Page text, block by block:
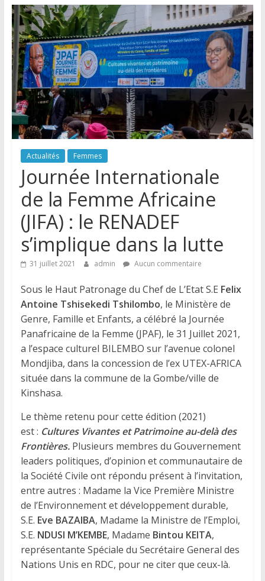
Actualités Femmes
Journée Internationale
de la Femme Africaine
(JIFA) : le RENADEF
s’implique dans la lutte
31 juillet 2021 admin Aucun commentaire
Sous le Haut Patronage du Chef de L’Etat S.E Felix
Antoine Tshisekedi Tshilombo, le Ministère de
Genre, Famille et Enfants, a célébré la Journée
Panafricaine de la Femme (JPAF), le 31 Juillet 2021,
a l’espace culturel BILEMBO sur l’avenue colonel
Mondjiba, dans la concession de l’ex UTEX-AFRICA
située dans la commune de la Gombe/ville de
Kinshasa.
Le thème retenu pour cette édition (2021)
est : Cultures Vivantes et Patrimoine au-delà des
Frontières.Plusieurs membres du Gouvernement
leaders politiques, d’opinion et communautaire de
la Société Civile ont répondu présent à l’invitation,
entre autres : Madame la Vice Première Ministre
de l’Environnement et développement durable,
S.E. Eve BAZAIBA, Madame la Ministre de l’Emploi,
S.E. NDUSI M’KEMBE, Madame Bintou KEITA,
représentante Spéciale du Secrétaire General des
Nations Unis en RDC, pour ne citer que ceux-là.